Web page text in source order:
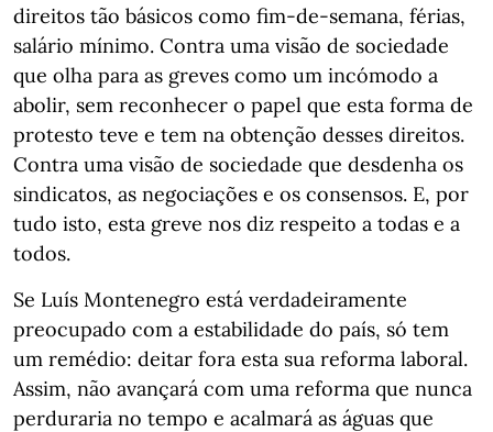
direitos tão básicos como fim-de-semana, férias,
salário mínimo. Contra uma visão de sociedade
que olha para as greves como um incómodo a
abolir, sem reconhecer o papel que esta forma de
protesto teve e tem na obtenção desses direitos.
Contra uma visão de sociedade que desdenha os
sindicatos, as negociações e os consensos. E, por
tudo isto, esta greve nos diz respeito a todas e a
todos.
Se Luís Montenegro está verdadeiramente
preocupado com a estabilidade do país, só tem
um remédio: deitar fora esta sua reforma laboral.
Assim, não avançará com uma reforma que nunca
perduraria no tempo e acalmará as águas que